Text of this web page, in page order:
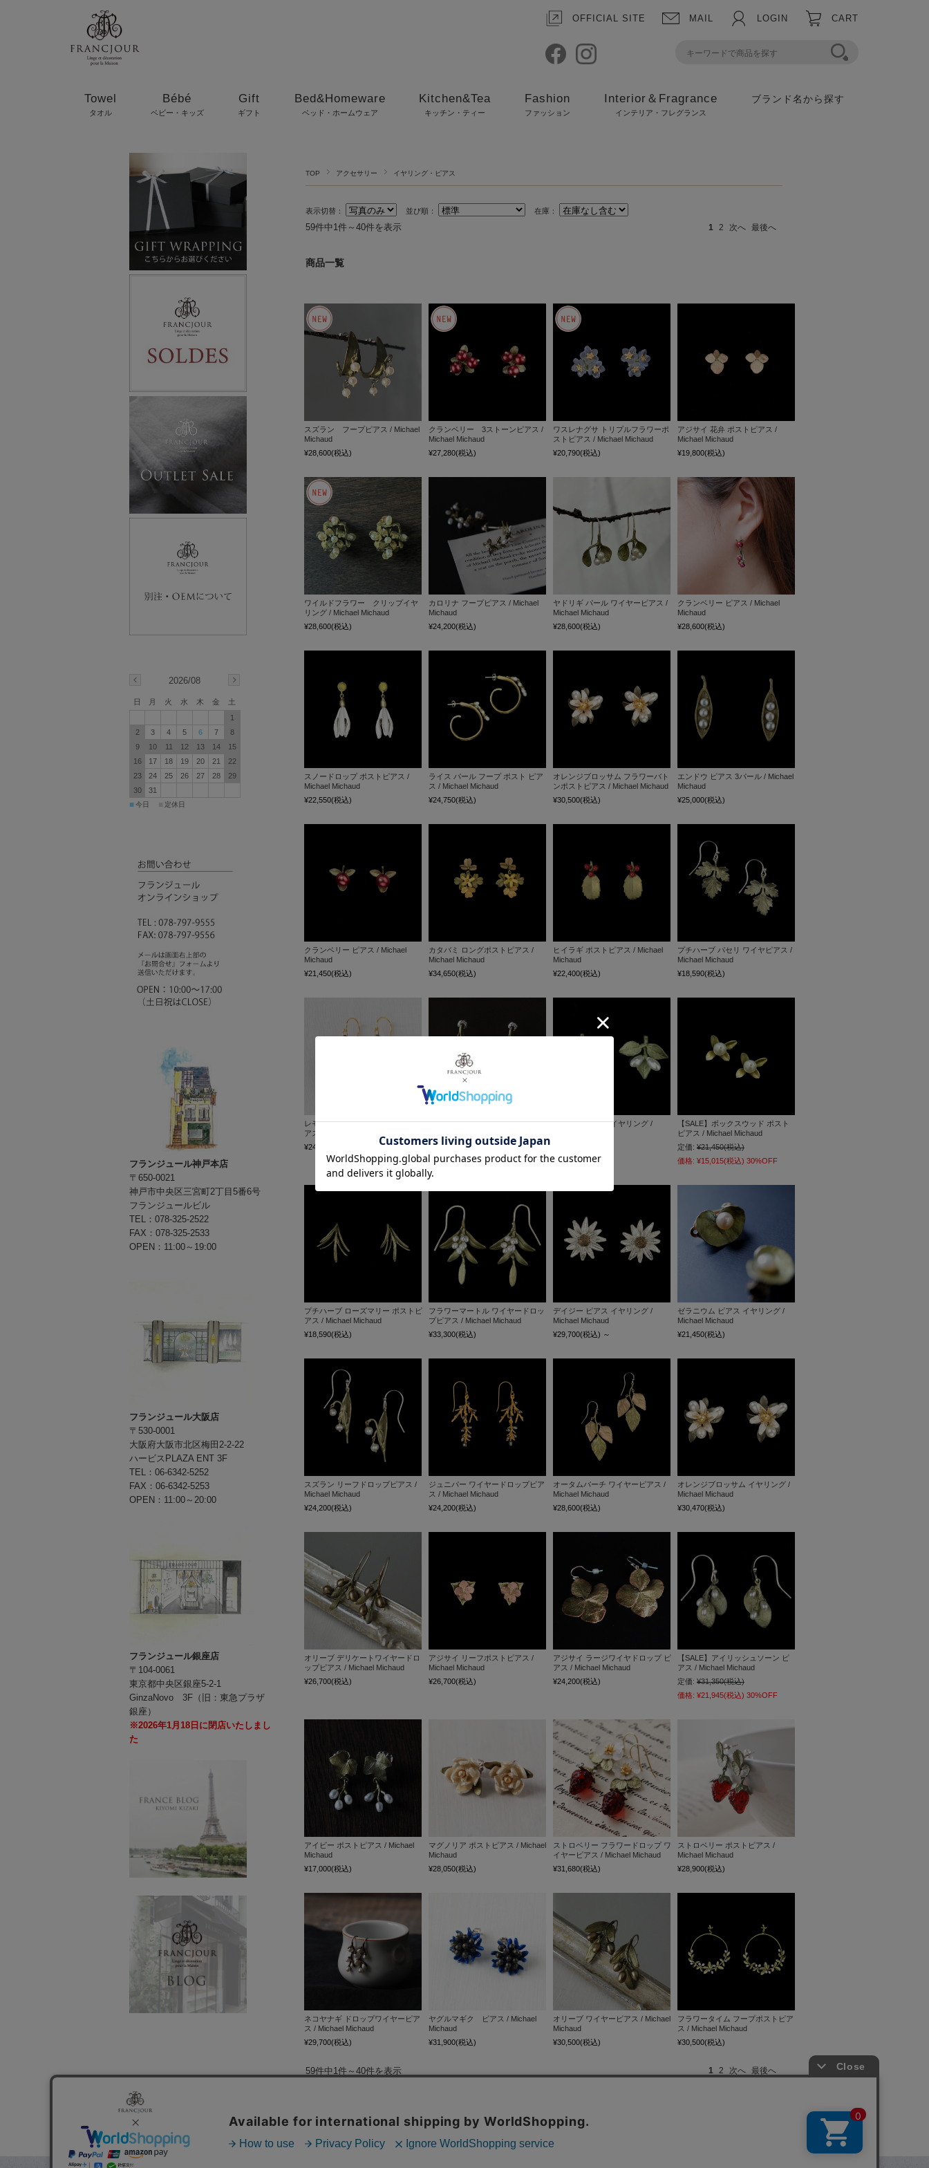
OFFICIAL SITE MAIL LOGIN CART
Towel
タオル
Bébé
ベビー・キッズ
Gift
ギフト
Bed&Homeware
ベッド・ホームウェア
Kitchen&Tea
キッチン・ティー
Fashion
ファッション
Interior＆Fragrance
インテリア・フレグランス
ブランド名から探す
TOP アクセサリー イヤリング・ピアス
表示切替： 並び順： 在庫：
59件中1件～40件を表示 1 2 次へ 最後へ
商品一覧
スズラン フープピアス / Michael
Michaud
¥28,600(税込)
クランベリー 3ストーンピアス /
Michael Michaud
¥27,280(税込)
ワスレナグサ トリプルフラワーポ
ストピアス / Michael Michaud
¥20,790(税込)
アジサイ 花弁 ポストピアス /
Michael Michaud
¥19,800(税込)
ワイルドフラワー クリップイヤ
リング / Michael Michaud
¥28,600(税込)
カロリナ フープピアス / Michael
Michaud
¥24,200(税込)
ヤドリギ パール ワイヤーピアス /
Michael Michaud
¥28,600(税込)
クランベリー ピアス / Michael
Michaud
¥28,600(税込)
スノードロップ ポストピアス /
Michael Michaud
¥22,550(税込)
ライス パール フープ ポスト ピア
ス / Michael Michaud
¥24,750(税込)
オレンジブロッサム フラワーバト
ンポストピアス / Michael Michaud
¥30,500(税込)
エンドウ ピアス 3パール / Michael
Michaud
¥25,000(税込)
クランベリー ピアス / Michael
Michaud
¥21,450(税込)
カタバミ ロングポストピアス /
Michael Michaud
¥34,650(税込)
ヒイラギ ポストピアス / Michael
Michaud
¥22,400(税込)
プチハーブ パセリ ワイヤピアス /
Michael Michaud
¥18,590(税込)
レモンドロップ リーフワイヤーピ
アス / Michael Michaud
¥24,000
ローズマリー ショートポストピア
¥30,500(税込)
マートル ピアス イヤリング /
【SALE】ボックスウッド ポスト
ピアス / Michael Michaud
定価: ¥21,450(税込)
価格: ¥15,015(税込) 30%OFF
プチハーブ ローズマリー ポストピ
アス / Michael Michaud
¥18,590(税込)
フラワーマートル ワイヤードロッ
プピアス / Michael Michaud
¥33,300(税込)
デイジー ピアス イヤリング /
Michael Michaud
¥29,700(税込) ～
ゼラニウム ピアス イヤリング /
Michael Michaud
¥21,450(税込)
スズラン リーフドロップピアス /
Michael Michaud
¥24,200(税込)
ジュニパー ワイヤードロップピア
ス / Michael Michaud
¥24,200(税込)
オータムバーチ ワイヤーピアス /
Michael Michaud
¥28,600(税込)
オレンジブロッサム イヤリング /
Michael Michaud
¥30,470(税込)
オリーブ デリケートワイヤードロ
ップピアス / Michael Michaud
¥26,700(税込)
アジサイ リーフポストピアス /
Michael Michaud
¥26,700(税込)
アジサイ ラージワイヤドロップ ピ
アス / Michael Michaud
¥24,200(税込)
【SALE】アイリッシュソーン ピ
アス / Michael Michaud
定価: ¥31,350(税込)
価格: ¥21,945(税込) 30%OFF
アイビー ポストピアス / Michael
Michaud
¥17,000(税込)
マグノリア ポストピアス / Michael
Michaud
¥28,050(税込)
ストロベリー フラワードロップ ワ
イヤーピアス / Michael Michaud
¥31,680(税込)
ストロベリー ポストピアス /
Michael Michaud
¥28,900(税込)
ネコヤナギ ドロップワイヤーピア
ス / Michael Michaud
¥29,700(税込)
ヤグルマギク ピアス / Michael
Michaud
¥31,900(税込)
オリーブ ワイヤーピアス / Michael
Michaud
¥30,500(税込)
フラワータイム フープポストピア
ス / Michael Michaud
¥30,500(税込)
59件中1件～40件を表示 1 2 次へ 最後へ
2026/08
日 月 火 水 木 金
土
1
2
3 4 5 6 7
8
9
10 11 12 13 14
15
16
17 18 19 20 21
22
23
24 25 26 27 28
29
30
31
■今日 定休日
フランジュール神戸本店
〒650-0021
神戸市中央区三宮町2丁目5番6号
フランジュールビル
TEL：078-325-2522
FAX：078-325-2533
OPEN：11:00～19:00
フランジュール大阪店
〒530-0001
大阪府大阪市北区梅田2-2-22
ハービスPLAZA ENT 3F
TEL：06-6342-5252
FAX：06-6342-5253
OPEN：11:00～20:00
フランジュール銀座店
〒104-0061
東京都中央区銀座5-2-1
GinzaNovo 3F（旧：東急プラザ
銀座）
※2026年1月18日に閉店いたしまし
た